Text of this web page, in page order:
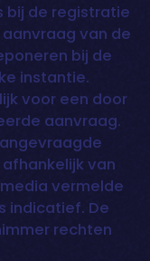
bij de registratie
van de
bij de
instantie.
voor een door
aanvraag.
van
vermelde
indicatief. De
rechten